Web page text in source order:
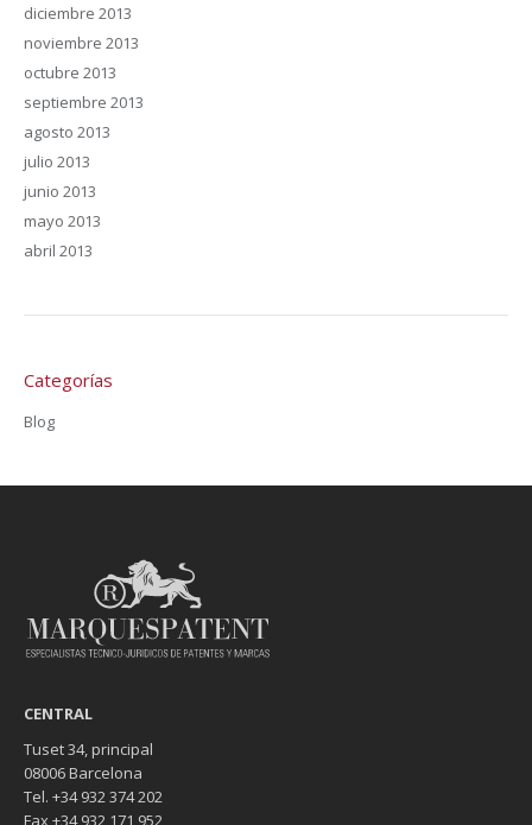
diciembre 2013
noviembre 2013
octubre 2013
septiembre 2013
agosto 2013
julio 2013
junio 2013
mayo 2013
abril 2013
Categorías
Blog
CENTRAL
Tuset 34, principal
08006 Barcelona
Tel. +34 932 374 202
Fax +34 932 171 952